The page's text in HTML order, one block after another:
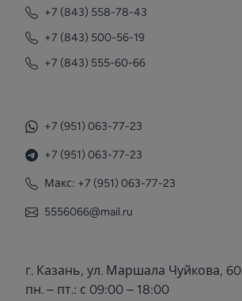
+7 (843) 558-78-43
+7 (843) 500-56-19
+7 (843) 555-60-66
+7 (951) 063-77-23
+7 (951) 063-77-23
Макс: +7 (951) 063-77-23
5556066@mail.ru
г. Казань, ул. Маршала Чуйкова, 60
пн. – пт.: с 09:00 – 18:00